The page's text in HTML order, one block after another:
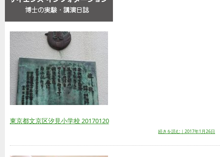
東京都文京区汐見小学校 20170120
続きを読む｜2017年1月26日